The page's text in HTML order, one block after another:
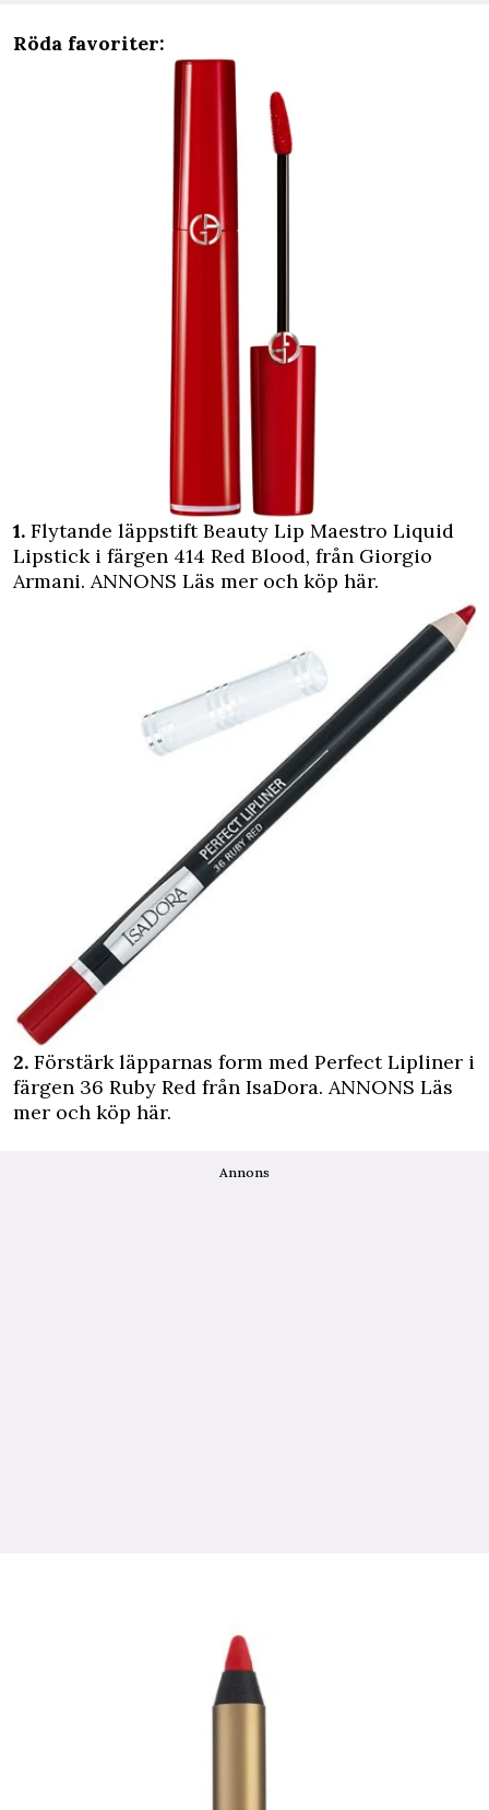
Röda favoriter:
1. Flytande läppstift Beauty Lip Maestro Liquid
Lipstick i färgen 414 Red Blood, från Giorgio
Armani. ANNONS Läs mer och köp här.
2. Förstärk läpparnas form med Perfect Lipliner i
färgen 36 Ruby Red från IsaDora. ANNONS Läs
mer och köp här.
Annons